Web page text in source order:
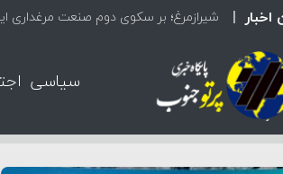
شیرازمرغ؛ بر سکوی دوم صنعت مرغداری
سیاسی